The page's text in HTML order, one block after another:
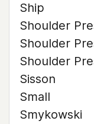
Ship
Shoulder
Shoulder
Shoulder
Sisson
Small
Smykowski